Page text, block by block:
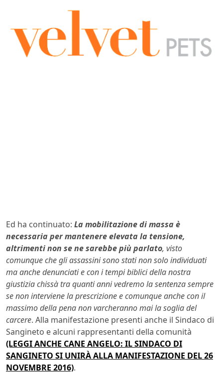
Ed ha continuato: La mobilitazione di massa è
necessaria per mantenere elevata la tensione,
altrimenti non se ne sarebbe più parlato, visto
comunque che gli assassini sono stati non solo individuati
ma anche denunciati e con i tempi biblici della nostra
giustizia chissà tra quanti anni vedremo la sentenza sempre
se non interviene la prescrizione e comunque anche con il
massimo della pena non varcheranno mai la soglia del
carcere. Alla manifestazione presenti anche il Sindaco di
Sangineto e alcuni rappresentanti della comunità
(LEGGI ANCHE CANE ANGELO: IL SINDACO DI
SANGINETO SI UNIRÀ ALLA MANIFESTAZIONE DEL 26
NOVEMBRE 2016).